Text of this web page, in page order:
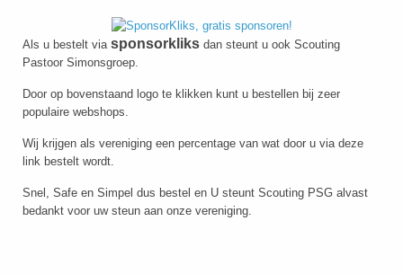
Als u bestelt via sponsorkliks dan steunt u ook Scouting
Pastoor Simonsgroep.
Door op bovenstaand logo te klikken kunt u bestellen bij zeer
populaire webshops.
Wij krijgen als vereniging een percentage van wat door u via deze
link bestelt wordt.
Snel, Safe en Simpel dus bestel en U steunt Scouting PSG alvast
bedankt voor uw steun aan onze vereniging.